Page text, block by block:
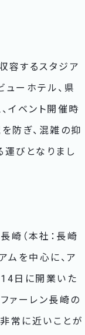
容するスタジア
ーホテル、県
イベント開催時
防ぎ、混雑の抑
びとなりまし
崎（本社：長崎
ムを中心に、ア
14日に開業いた
ァーレン長崎の
常に近いことが